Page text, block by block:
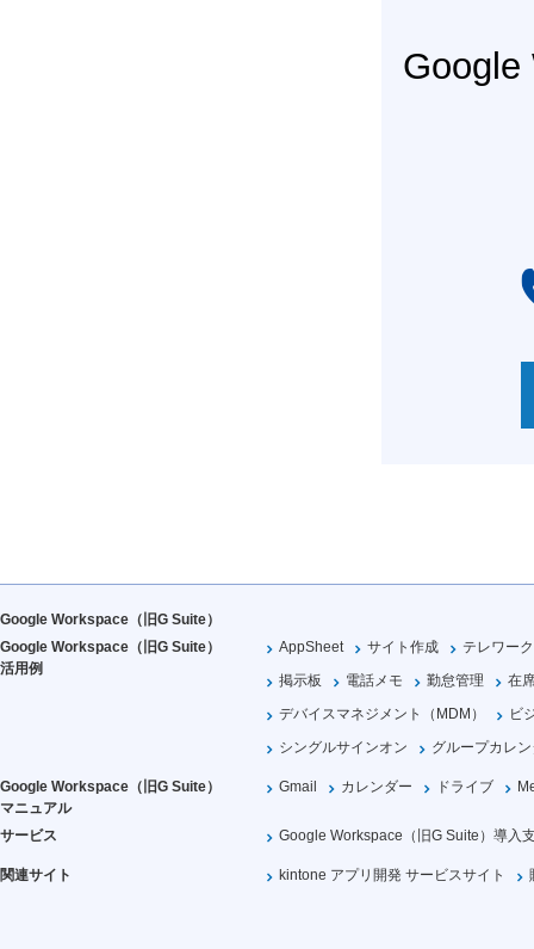
Google
Google Workspace（旧G Suite）
Google Workspace（旧G Suite）
活用例
AppSheet サイト作成
テレワーク
掲示板
電話メモ 勤怠管理
在
デバイスマネジメント（MDM）
ビ
シングルサインオン
グループカレ
Google Workspace（旧G Suite）
マニュアル
Gmail カレンダー ドライブ
サービス Google Workspace（旧G Suite）導入
関連サイト kintone アプリ開発 サービスサイト